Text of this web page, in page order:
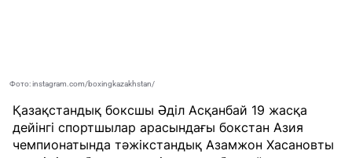
Фото: instagram.com/boxingkazakhstan/
Қазақстандық боксшы Әділ Асқанбай 19 жасқа
дейінгі спортшылар арасындағы бокстан Азия
чемпионатында тәжікстандық Азамжон Хасановты